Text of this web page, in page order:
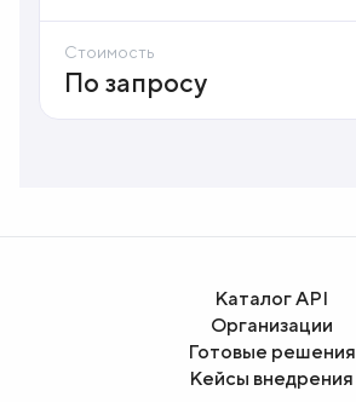
Стоимость
По запросу
Каталог API
Организации
Готовые решения
Кейсы внедрения